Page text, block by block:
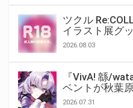
ツクル
イラスト展グ
2026.08.03
『VivA! 緜/
ベントが秋葉
2026.07.31